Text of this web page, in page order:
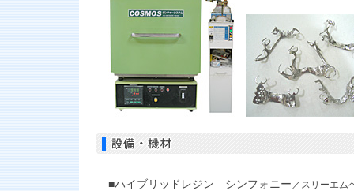
■ハイブリッドレジン シンフォニー ／スリーエム